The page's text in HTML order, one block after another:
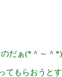
だぁ(*＾～＾*)
てもらおうと